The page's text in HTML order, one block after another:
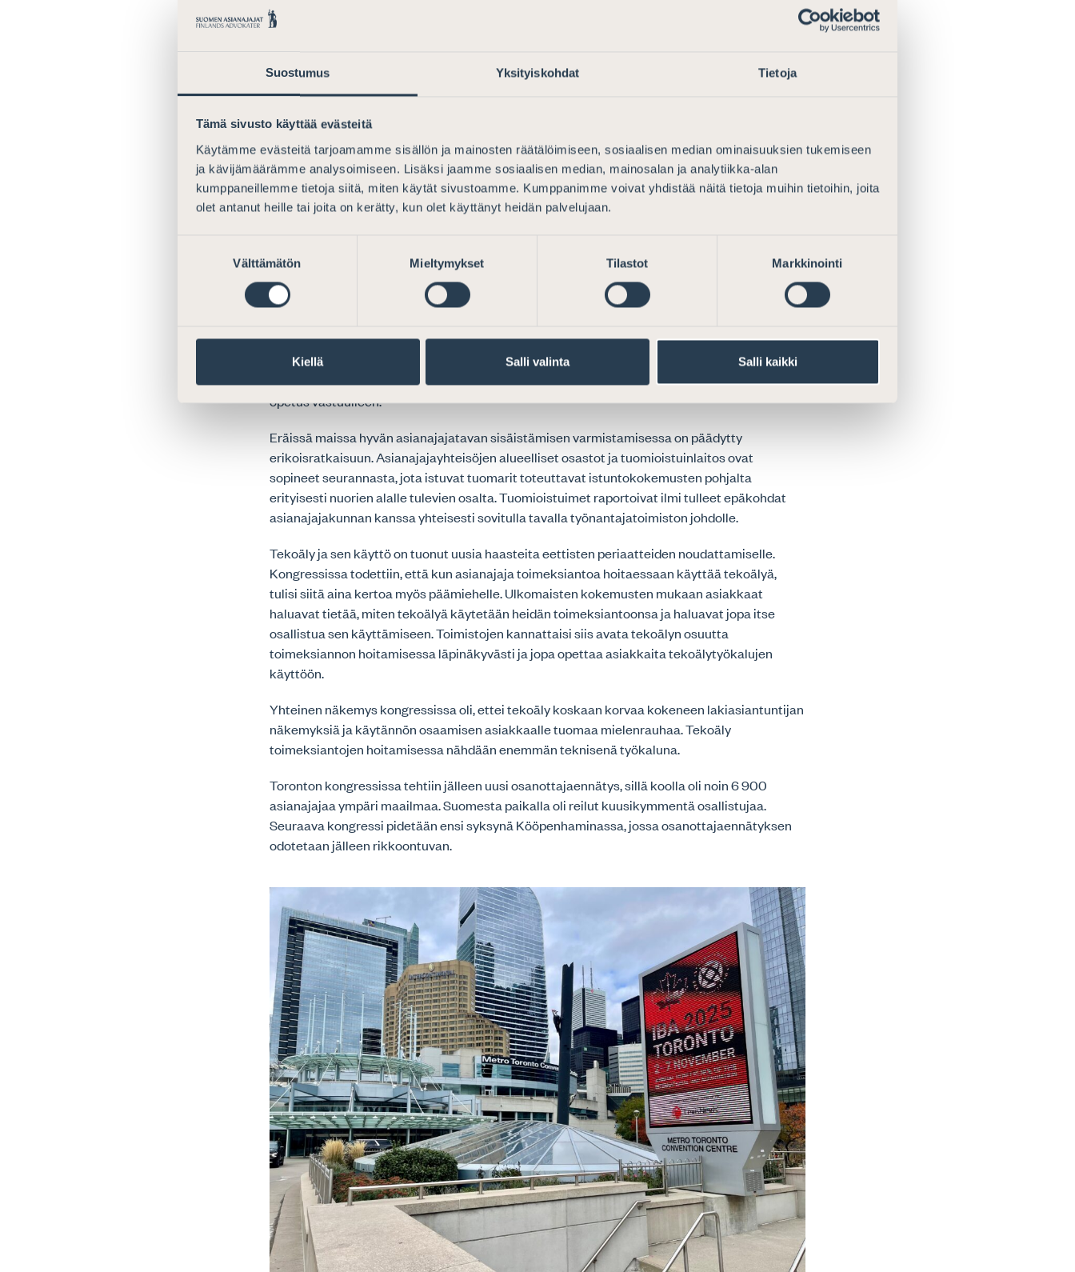
Suostumus Yksityiskohdat Tietoja
Tämä sivusto käyttää evästeitä
Käytämme evästeitä tarjoamamme sisällön ja mainosten räätälöimiseen, sosiaalisen median ominaisuuksien tukemiseen
ja kävijämäärämme analysoimiseen. Lisäksi jaamme sosiaalisen median, mainosalan ja analytiikka-alan
kumppaneillemme tietoja siitä, miten käytät sivustoamme. Kumppanimme voivat yhdistää näitä tietoja muihin tietoihin, joita
olet antanut heille tai joita on kerätty, kun olet käyttänyt heidän palvelujaan.
Välttämätön Mieltymykset Tilastot Markkinointi
Kiellä Salli valinta Salli kaikki
tavoittelu ei saisi kongressialustusten mukaan tapahtua työyhteisön hyvinvoinnin
kustannuksella. Pelkästään palkka tai palkkiot eivät enää ole tekijöitä, jotka saavat
asianajajan pysymään talossa ja asettamaan tavoitteekseen osakkuuden, kuten
vanhakantaisesti luullaan.
Hyvinvointi ei saa olla kehityskeskusteluissa korostettua kaunopuhetta ja sanahelinää, vaan
Jos halutaan aidosti pitää kiinni työntekijöiden hyvinvoinnista, laskutettavat tunnit eivät voi
olla ainut asia, jota seurataan.
Ammattietiikka suurennuslasin alla
lukien olleet koko toiminnan kivijalka. Näiden periaatteiden omaksuminen pyritään
varmistamaan asianajajatutkinnon kautta. Vaikka teoria osattaisiin, periaatteiden
noudattaminen käytännön työssä voi silti jäädä vieraaksi. Tästä aiheutuu yhä enemmän
erityistä syytä panostaa hyvän asianajajatavan läpikäymiseen, koska vain osa lakialalle
valmistuneista valitsee urakseen asianajoalan. Sen vuoksi kansallisten asianajajayhteisöjen
tulisi entistä enemmän ottaa eettisten periaatteiden ja ohjeiden käytännön soveltamisen
opetus vastuulleen.
Eräissä maissa hyvän asianajajatavan sisäistämisen varmistamisessa on päädytty
erikoisratkaisuun. Asianajajayhteisöjen alueelliset osastot ja tuomioistuinlaitos ovat
sopineet seurannasta, jota istuvat tuomarit toteuttavat istuntokokemusten pohjalta
erityisesti nuorien alalle tulevien osalta. Tuomioistuimet raportoivat ilmi tulleet epäkohdat
asianajajakunnan kanssa yhteisesti sovitulla tavalla työnantajatoimiston johdolle.
Tekoäly ja sen käyttö on tuonut uusia haasteita eettisten periaatteiden noudattamiselle.
Kongressissa todettiin, että kun asianajaja toimeksiantoa hoitaessaan käyttää tekoälyä,
tulisi siitä aina kertoa myös päämiehelle. Ulkomaisten kokemusten mukaan asiakkaat
haluavat tietää, miten tekoälyä käytetään heidän toimeksiantoonsa ja haluavat jopa itse
osallistua sen käyttämiseen. Toimistojen kannattaisi siis avata tekoälyn osuutta
toimeksiannon hoitamisessa läpinäkyvästi ja jopa opettaa asiakkaita tekoälytyökalujen
käyttöön.
Yhteinen näkemys kongressissa oli, ettei tekoäly koskaan korvaa kokeneen lakiasiantuntijan
näkemyksiä ja käytännön osaamisen asiakkaalle tuomaa mielenrauhaa. Tekoäly
toimeksiantojen hoitamisessa nähdään enemmän teknisenä työkaluna.
Toronton kongressissa tehtiin jälleen uusi osanottajaennätys, sillä koolla oli noin 6 900
asianajajaa ympäri maailmaa. Suomesta paikalla oli reilut kuusikymmentä osallistujaa.
Seuraava kongressi pidetään ensi syksynä Kööpenhaminassa, jossa osanottajaennätyksen
odotetaan jälleen rikkoontuvan.